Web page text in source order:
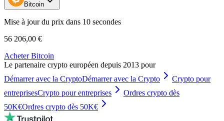
Bitcoin
Mise à jour du prix dans 10 secondes
56 206,00 €
Acheter Bitcoin
Le partenaire crypto européen depuis 2013 pour
Démarrer avec la CryptoDémarrer avec la Crypto
Crypto pour
entreprisesCrypto pour entreprises
Ordres crypto dès
50K€Ordres crypto dès 50K€